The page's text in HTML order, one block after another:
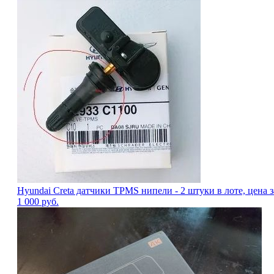
Hyundai Creta датчики TPMS нипели - 2 штуки в лоте, цена
1 000 руб.